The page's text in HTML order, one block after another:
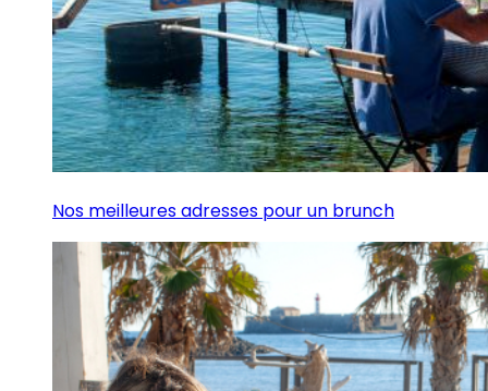
Nos meilleures adresses pour un brunch